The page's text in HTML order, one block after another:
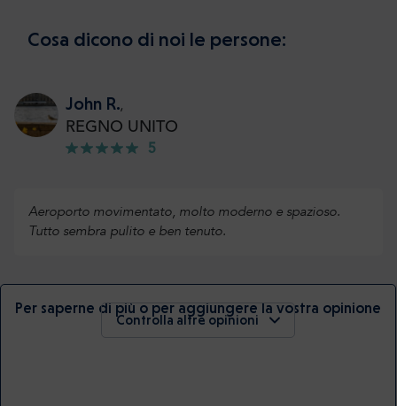
Cosa dicono di noi le persone:
John R.,
REGNO UNITO
5
Aeroporto movimentato, molto moderno e spazioso.
Tutto sembra pulito e ben tenuto.
Per saperne di più o per aggiungere la vostra opinione
Controlla altre opinioni